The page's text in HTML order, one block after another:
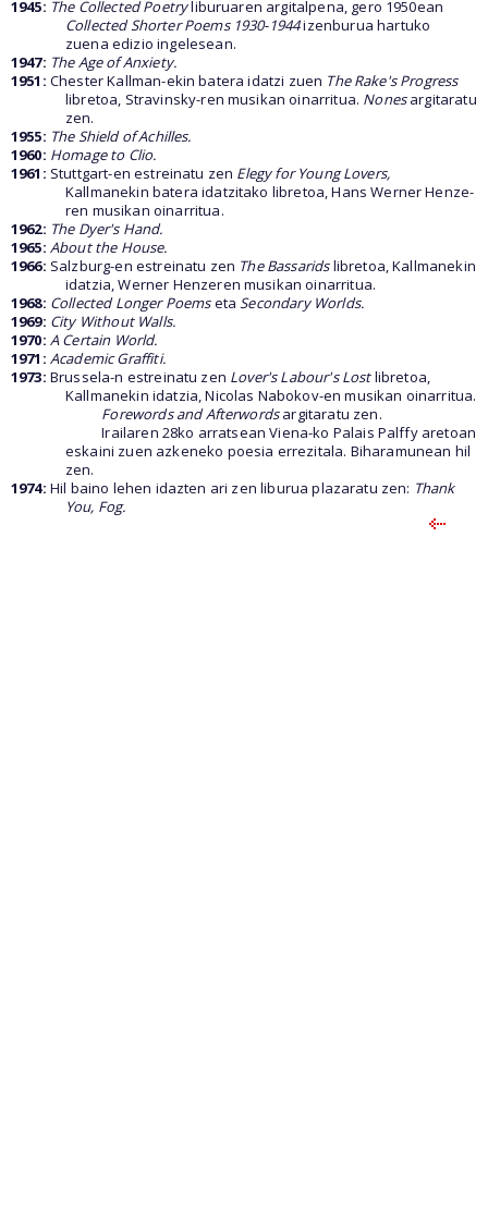
1945: The Collected Poetryliburuaren argitalpena, gero 1950ean
Collected Shorter Poems 1930-1944izenburua hartuko
zuena edizio ingelesean.
1947: The Age of Anxiety.
1951: Chester Kallman-ekin batera idatzi zuen The Rake's Progress
libretoa, Stravinsky-ren musikan oinarritua. Nonesargitaratu
zen.
1955: The Shield of Achilles.
1960: Homage to Clio.
1961: Stuttgart-en estreinatu zen Elegy for Young Lovers,
Kallmanekin batera idatzitako libretoa, Hans Werner Henze-
ren musikan oinarritua.
1962: The Dyer's Hand.
1965: About the House.
1966: Salzburg-en estreinatu zen The Bassaridslibretoa, Kallmanekin
idatzia, Werner Henzeren musikan oinarritua.
1968: Collected Longer Poemseta Secondary Worlds.
1969: City Without Walls.
1970: A Certain World.
1971: Academic Graffiti.
1973: Brussela-n estreinatu zen Lover's Labour's Lostlibretoa,
Kallmanekin idatzia, Nicolas Nabokov-en musikan oinarritua.
Forewords and Afterwordsargitaratu zen.
Irailaren 28ko arratsean Viena-ko Palais Palffy aretoan
eskaini zuen azkeneko poesia errezitala. Biharamunean hil
zen.
1974: Hil baino lehen idazten ari zen liburua plazaratu zen: Thank
You, Fog.